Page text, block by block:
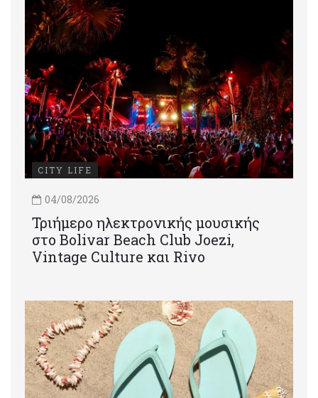
CITY LIFE
04/08/2026
Τριήμερο ηλεκτρονικής μουσικής
στο Bolivar Beach Club Joezi,
Vintage Culture και Rivo